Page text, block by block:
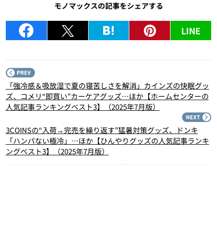
モノマックスの記事をシェアする
LINE
「強冷感＆吸放湿で夏の寝苦しさを解消」カインズの快眠グッ
ズ、コメリ“即買い”カーケアグッズ…ほか【ホームセンターの
人気記事ランキングベスト3】（2025年7月版）
3COINSの“入荷→完売を繰り返す”猛暑対策グッズ、ドンキ
「ハンパない極冷」…ほか【ひんやりグッズの人気記事ランキ
ングベスト3】（2025年7月版）